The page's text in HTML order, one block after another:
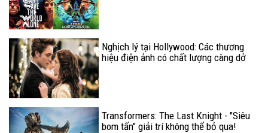
Nghịch lý tại Hollywood: Các thương
hiệu điện ảnh có chất lượng càng dở
Transformers: The Last Knight - "Siêu
bom tấn" giải trí không thể bỏ qua!